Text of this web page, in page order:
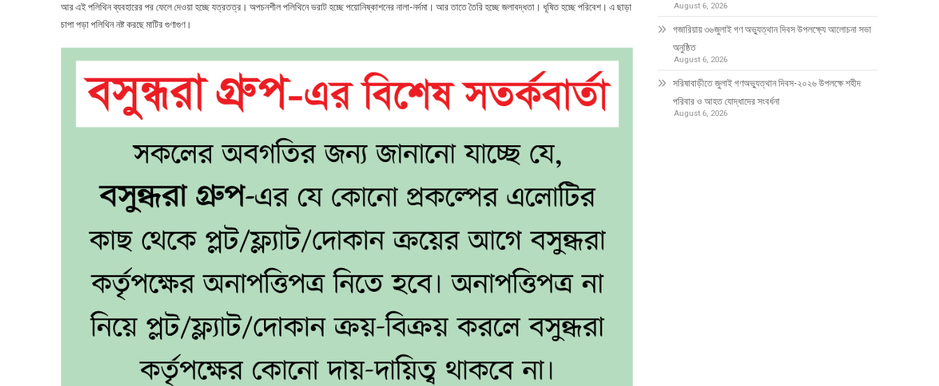
আর এই পলিথিন ব্যবহারের পর ফেলে দেওয়া হচ্ছে যত্রতত্র। অপচনশীল পলিথিনে ভরাট হচ্ছে পয়োনিষ্কাশনের নালা-নর্দমা। আর তাতে তৈরি হচ্ছে জলাবদ্ধতা। ধূষিত হচ্ছে পরিবেশ। এ ছাড়া
চাপা পড়া পলিথিন নষ্ট করছে মাটির গুণাগুণ।
August 6, 2026
গজারিয়ায় ৩৬জুলাই গণ অভ্যুত্থান দিবস উপলক্ষ্যে আলোচনা সভা
অনুষ্ঠিত
August 6, 2026
সরিষাবাড়ীতে জুলাই গণঅভ্যুত্থান দিবস-২০২৬ উপলক্ষে শহীদ
পরিবার ও আহত যোদ্ধাদের সংবর্ধনা
August 6, 2026